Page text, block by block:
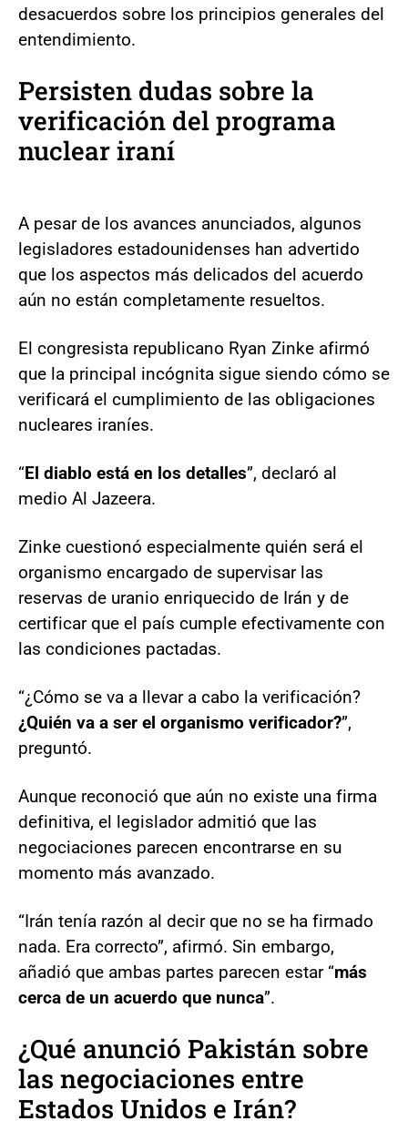
desacuerdos sobre los principios generales del
entendimiento.
Persisten dudas sobre la
verificación del programa
nuclear iraní
A pesar de los avances anunciados, algunos
legisladores estadounidenses han advertido
que los aspectos más delicados del acuerdo
aún no están completamente resueltos.
El congresista republicano Ryan Zinke afirmó
que la principal incógnita sigue siendo cómo se
verificará el cumplimiento de las obligaciones
nucleares iraníes.
“El diablo está en los detalles”, declaró al
medio Al Jazeera.
Zinke cuestionó especialmente quién será el
organismo encargado de supervisar las
reservas de uranio enriquecido de Irán y de
certificar que el país cumple efectivamente con
las condiciones pactadas.
“¿Cómo se va a llevar a cabo la verificación?
¿Quién va a ser el organismo verificador?”,
preguntó.
Aunque reconoció que aún no existe una firma
definitiva, el legislador admitió que las
negociaciones parecen encontrarse en su
momento más avanzado.
“Irán tenía razón al decir que no se ha firmado
nada. Era correcto”, afirmó. Sin embargo,
añadió que ambas partes parecen estar “más
cerca de un acuerdo que nunca”.
¿Qué anunció Pakistán sobre
las negociaciones entre
Estados Unidos e Irán?